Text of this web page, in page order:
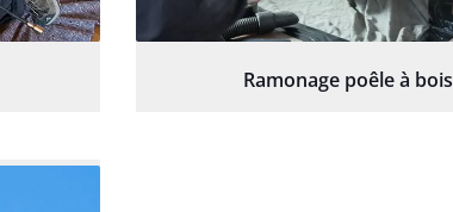
Ramonage poêle à bois